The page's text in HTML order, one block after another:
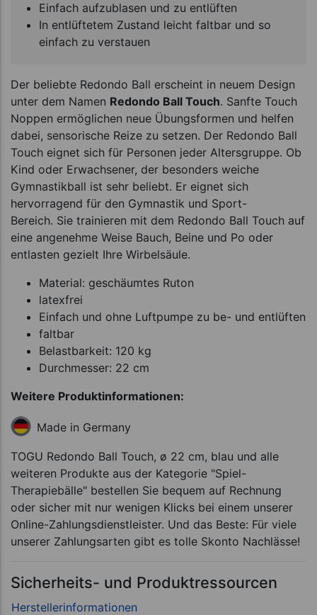
Einfach aufzublasen und zu entlüften
In entlüftetem Zustand leicht faltbar und so
einfach zu verstauen
Der beliebte Redondo Ball erscheint in neuem Design
unter dem Namen Redondo Ball Touch. Sanfte Touch
Noppen ermöglichen neue Übungsformen und helfen
dabei, sensorische Reize zu setzen. Der Redondo Ball
Touch eignet sich für Personen jeder Altersgruppe. Ob
Kind oder Erwachsener, der besonders weiche
Gymnastikball ist sehr beliebt. Er eignet sich
hervorragend für den Gymnastik und Sport-
Bereich. Sie trainieren mit dem Redondo Ball Touch auf
eine angenehme Weise Bauch, Beine und Po oder
entlasten gezielt Ihre Wirbelsäule.
Material: geschäumtes Ruton
latexfrei
Einfach und ohne Luftpumpe zu be- und entlüften
faltbar
Belastbarkeit: 120 kg
Durchmesser: 22 cm
Weitere Produktinformationen:
Made in Germany
TOGU Redondo Ball Touch, ø 22 cm, blau und alle
weiteren Produkte aus der Kategorie "Spiel-
Therapiebälle" bestellen Sie bequem auf Rechnung
oder sicher mit nur wenigen Klicks bei einem unserer
Online-Zahlungsdienstleister. Und das Beste: Für viele
unserer Zahlungsarten gibt es tolle Skonto Nachlässe!
Sicherheits- und Produktressourcen